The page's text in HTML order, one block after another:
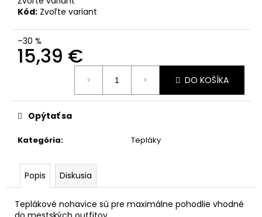
Kód: Zvoľte variant
–30 %
15,39 €
DO KOŠÍKA
Kategória: Tepláky
Opýtať sa
Popis Diskusia
Teplákové nohavice sú pre maximálne pohodlie vhodné